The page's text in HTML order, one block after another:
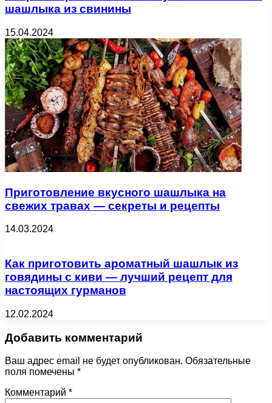
шашлыка из свинины
15.04.2024
Приготовление вкусного шашлыка на
свежих травах — секреты и рецепты
14.03.2024
Как приготовить ароматный шашлык из
говядины с киви — лучший рецепт для
настоящих гурманов
12.02.2024
Добавить комментарий
Ваш адрес email не будет опубликован. Обязательные
поля помечены *
Комментарий *